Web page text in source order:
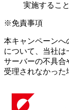
実施するこ
※免責事項
本キャンペーンへ
について、当社は
サーバーの不具合
受理されなかった